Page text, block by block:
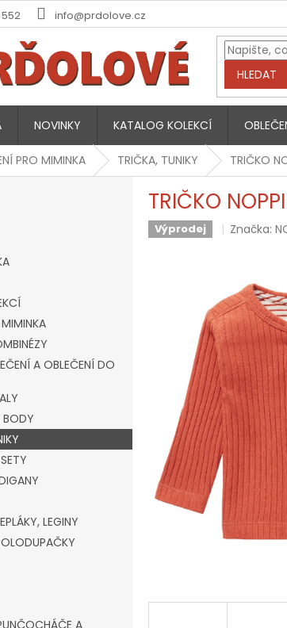
info@prdolove.cz
HLEDAT
NOVINKY KATALOG KOLEKCÍ
PRO MIMINKA TRIČKA, TUNIKY TRIČKO
A OBLEČENÍ DO
BODY
LEGINY
A
TRIČKO
Výprodej Značka: